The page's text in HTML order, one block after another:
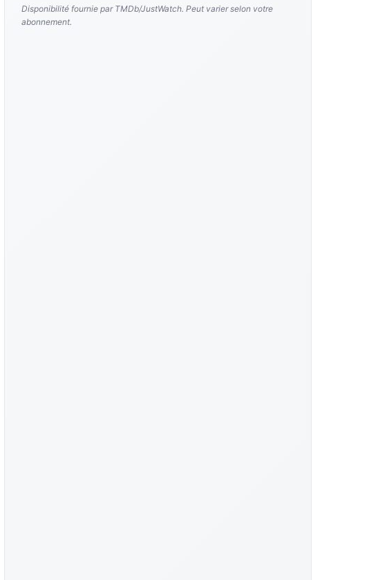
Disponibilité fournie par TMDb/JustWatch. Peut varier selon votre
abonnement.